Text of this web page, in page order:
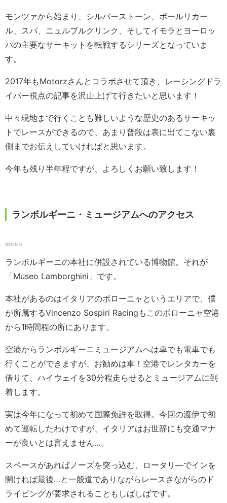
モンツァから始まり、シルバーストーン、ポールリカー
ル、スパ、ニュルブルクリンク、そしてイモラとヨーロッ
パの主要なサーキットを転戦するシリーズとなっていま
す。
2017年もMotorzさんとコラボさせて頂き、レーシングドラ
イバー視点の記事を沢山上げて行きたいと思います！
中々現地まで行くことも難しいような歴史のあるサーキッ
トでレースができるので、あまり普段は表に出てこない裏
側までお伝えしていければと思います。
今年も残り半年程ですが、よろしくお願い致します！
ランボルギーニ・ミュージアムへのアクセス
©Motorz
ランボルギーニの本社に併設されている博物館。それが
「Museo Lamborghini」です。
本社があるのはイタリアのボローニャというエリアで、僕
が所属するVincenzo Sospiri Racingもこのボローニャ空港
から1時間程の所にあります。
空港からランボルギーニミュージアムへは車でも電車でも
行くことができますが、お勧めは車！空港でレンタカーを
借りて、ハイウェイを30分程走らせるとミュージアムに到
着します。
実は今年になって初めて国際免許を取得。今回の渡伊で初
めて運転したわけですが、イタリアはお世辞にも交通マナ
ーが良いとは言えません…。
スペースがあればノーズを突っ込む、ロータリ―でインを
開ければ最後…と一般道でありながらレースさながらのド
ライビングが要求されることもしばしばです。